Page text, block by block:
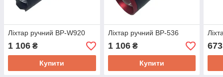
Ліхтар ручний BP-W920
1 106 ₴
Купити
Ліхтар ручний BP-536
1 106₴
Купити
673